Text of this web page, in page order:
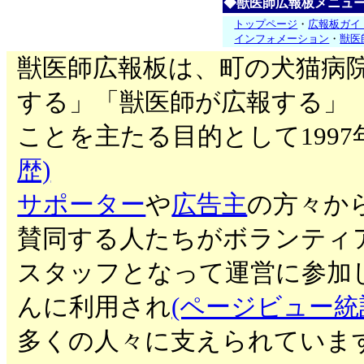
◆獣医師広報板メニュ
トップページ ・ 広報板ガイ
インフォメーション ・獣医
獣医師広報板は、町の犬猫病
する」「獣医師が広報する」
ことを主たる目的として
歴)
サポーターや広告主の方々か
賛同する人たちがボランティ
スタッフとなって運営に参加
んに利用され(ページビュー
多くの人々に支えられていま